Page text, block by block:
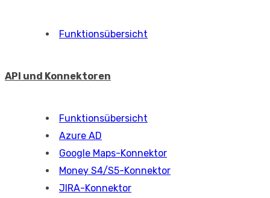
Funktionsübersicht
API und Konnektoren
Funktionsübersicht
Azure AD
Google Maps-Konnektor
Money S4/S5-Konnektor
JIRA-Konnektor